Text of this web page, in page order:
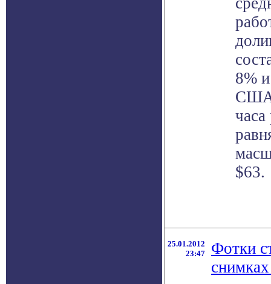
8%
США.
$63.
25.01.2012
23:47
Фотки